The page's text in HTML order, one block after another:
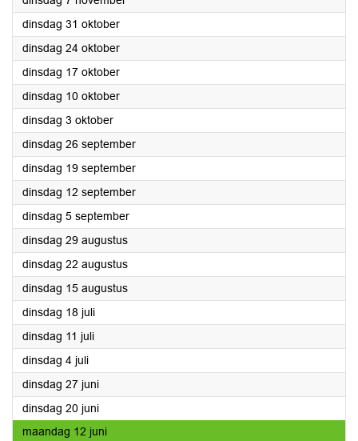
dinsdag 31 oktober2023
dinsdag 24 oktober2023
dinsdag 17 oktober2023
dinsdag 10 oktober2023
dinsdag 3 oktober2023
dinsdag 26 september2023
dinsdag 19 september2023
dinsdag 12 september2023
dinsdag 5 september2023
dinsdag 29 augustus2023
dinsdag 22 augustus2023
dinsdag 15 augustus2023
dinsdag 18 juli2023
dinsdag 11 juli2023
dinsdag 4 juli2023
dinsdag 27 juni2023
dinsdag 20 juni2023
maandag 12 juni2023